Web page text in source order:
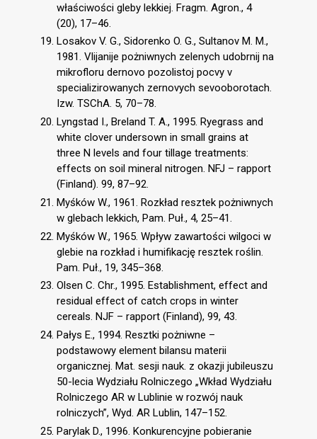
właściwości gleby lekkiej. Fragm. Agron., 4
(20), 17–46.
Losakov V. G., Sidorenko O. G., Sultanov M. M.,
1981. Vlijanije pożniwnych zelenych udobrnij na
mikrofloru dernovo pozolistoj pocvy v
specializirowanych zernovych sevooborotach.
Izw. TSChA. 5, 70–78.
Lyngstad I., Breland T. A., 1995. Ryegrass and
white clover undersown in small grains at
three N levels and four tillage treatments:
effects on soil mineral nitrogen. NFJ – rapport
(Finland). 99, 87–92.
Myśków W., 1961. Rozkład resztek pożniwnych
w glebach lekkich, Pam. Puł., 4, 25–41.
Myśków W., 1965. Wpływ zawartości wilgoci w
glebie na rozkład i humifikację resztek roślin.
Pam. Puł., 19, 345–368.
Olsen C. Chr., 1995. Establishment, effect and
residual effect of catch crops in winter
cereals. NJF – rapport (Finland), 99, 43.
Pałys E., 1994. Resztki pożniwne –
podstawowy element bilansu materii
organicznej. Mat. sesji nauk. z okazji jubileuszu
50-lecia Wydziału Rolniczego „Wkład Wydziału
Rolniczego AR w Lublinie w rozwój nauk
rolniczych”, Wyd. AR Lublin, 147–152.
Parylak D., 1996. Konkurencyjne pobieranie